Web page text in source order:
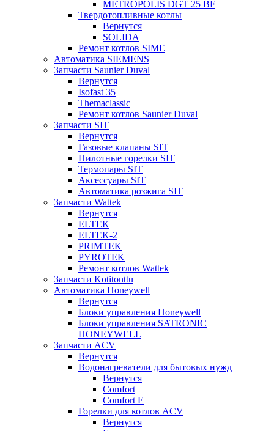
METROPOLIS DGT 25 BF
Твердотопливные котлы
Вернутся
SOLIDA
Ремонт котлов SIME
Автоматика SIEMENS
Запчасти Saunier Duval
Вернутся
Isofast 35
Themaclassic
Ремонт котлов Saunier Duval
Запчасти SIT
Вернутся
Газовые клапаны SIT
Пилотные горелки SIT
Термопары SIT
Аксессуары SIT
Автоматика розжига SIT
Запчасти Wattek
Вернутся
ELTEK
ELTEK-2
PRIMTEK
PYROTEK
Ремонт котлов Wattek
Запчасти Kotitonttu
Автоматика Honeywеll
Вернутся
Блоки управления Honeywell
Блоки управления SATRONIC
HONEYWELL
Запчасти ACV
Вернутся
Водонагреватели для бытовых нужд
Вернутся
Comfort
Comfort E
Горелки для котлов ACV
Вернутся